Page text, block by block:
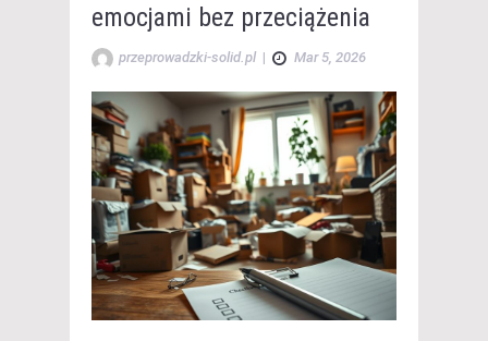
emocjami bez przeciążenia
przeprowadzki-solid.pl | Mar 5, 2026